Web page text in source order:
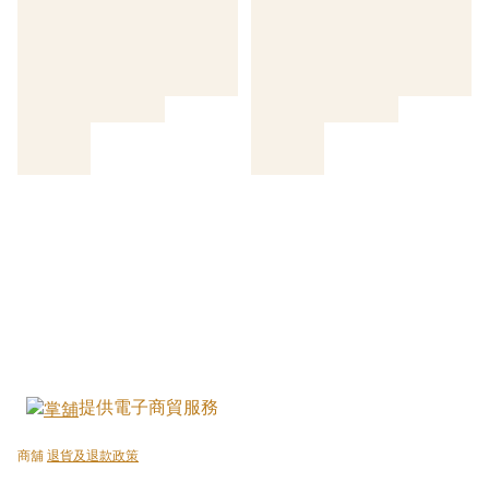
提供電子商貿服務
商舖 退貨及退款政策